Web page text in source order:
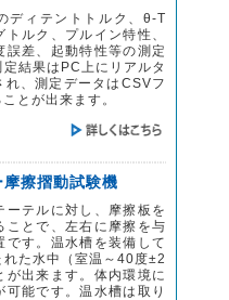
ャーの
機』です。
も追加可能です。
ンもあり。
ディテントトルク、θ-T
ルク、プルイン特性、
誤差、起動特性等の測定
結果はPC上にリアルタ
れ、測定データはCSVフ
とが出来ます。
擦摺動試験機
ーテルに対し、摩擦板を
ことで、左右に摩擦を与
です。温水槽を装備して
た水中（室温～40度±2
が出来ます。体内環境に
能です。温水槽は取り